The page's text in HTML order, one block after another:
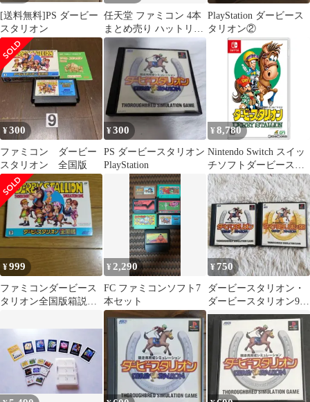
[送料無料]PS ダービー
スタリオン
任天堂 ファミコン 4本
まとめ売り ハットリく
ん ヨッシーなど レトロ
ゲーム
PlayStation ダービース
タリオン②
¥300
ファミコン ダービー
スタリオン 全国版
¥300
PS ダービースタリオン
PlayStation
¥ 8,780
Nintendo Switch スイッ
チソフトダービースタ
リオン(Derby Stallion)
ゲームアディクト
¥999
ファミコンダービース
タリオン全国版箱説明
¥ 2,290
FC ファミコンソフト7
本セット
¥750
ダービースタリオン・
ダービースタリオン99
プレステソフト